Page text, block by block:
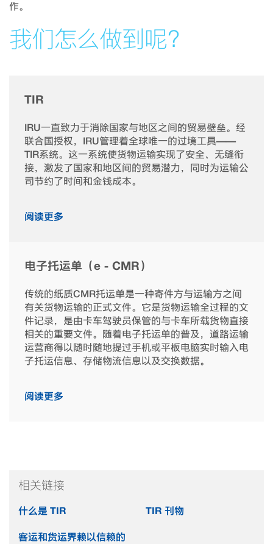
作。
我们怎么做到呢？
TIR
IRU一直致力于消除国家与地区之间的贸易壁垒。经
联合国授权，IRU管理着全球唯一的过境工具——
TIR系统。这一系统使货物运输实现了安全、无缝衔
接，激发了国家和地区间的贸易潜力，同时为运输公
司节约了时间和金钱成本。
阅读更多
电子托运单（e－CMR）
传统的纸质CMR托运单是一种寄件方与运输方之间
有关货物运输的正式文件。它是货物运输全过程的文
件记录，是由卡车驾驶员保管的与卡车所载货物直接
相关的重要文件。随着电子托运单的普及，道路运输
运营商得以随时随地提过手机或平板电脑实时输入电
子托运信息、存储物流信息以及交换数据。
阅读更多
相关链接
什么是 TIR TIR 刊物
客运和货运界赖以信赖的